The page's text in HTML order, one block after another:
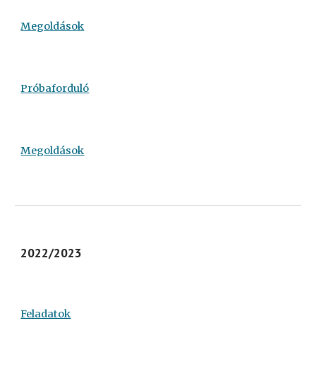
Megoldások
Próbaforduló
Megoldások
2022/2023
Feladatok